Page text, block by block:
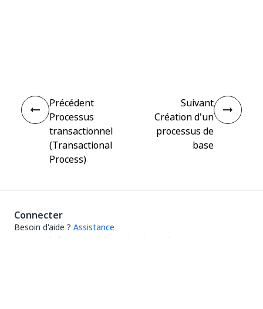
Précédent
Processus
transactionnel
(Transactional
Process)
Suivant
Création d'un
processus de
base
Connecter
Besoin d'aide ? Assistance
Vous souhaitez apprendre ?
UiPath Academy